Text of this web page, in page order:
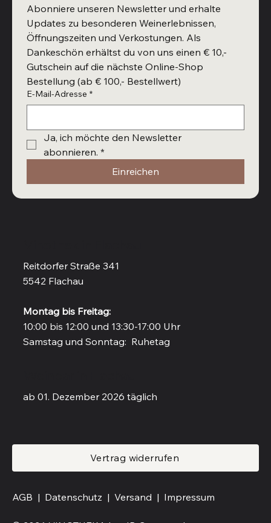
Reitdorfer Straße 341
5542 Flachau
Montag bis Freitag:
10:00 bis 12:00 und 13:30-17:00 Uhr
Samstag und Sonntag: Ruhetag
ab 01. Dezember 2026 täglich
Abonniere unseren Newsletter und erhalte
Updates zu besonderen Weinerlebnissen,
Öffnungszeiten und Verkostungen. Als
Dankeschön erhältst du von uns einen € 10,-
Gutschein auf die nächste Online-Shop
Bestellung (ab € 100,- Bestellwert)
E-Mail-Adresse *
Ja, ich möchte den Newsletter
abonnieren. *
Einreichen
AGB | Datenschutz | Versand | Impressum
Vertrag widerrufen